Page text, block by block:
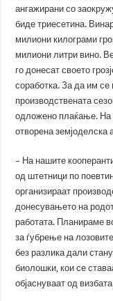
ангажирани со
биде триесетина.
милиони килограми
милиони литри вино.
го донесат своето
соработка. За да им се
производствената
одложено плаќање. На
отворена земјоделска
– На нашите
од штетници по
организираат
донесувањето на
работата. Планираме
за ѓубрење на
без разлика дали
биолошки, кои се
објаснуваат од